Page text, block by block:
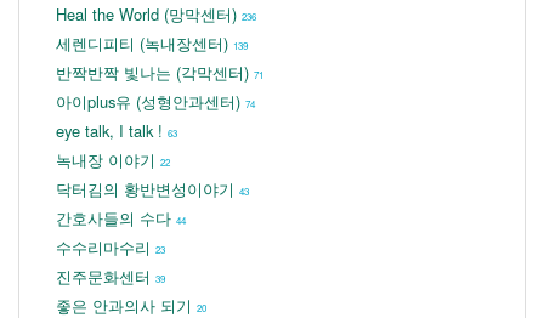
Heal the World (망막센터) 236
세렌디피티 (녹내장센터) 139
반짝반짝 빛나는 (각막센터) 71
아이plus유 (성형안과센터) 74
eye talk, I talk ! 63
녹내장 이야기 22
닥터김의 황반변성이야기 43
간호사들의 수다 44
수수리마수리 23
진주문화센터 39
좋은 안과의사 되기 20